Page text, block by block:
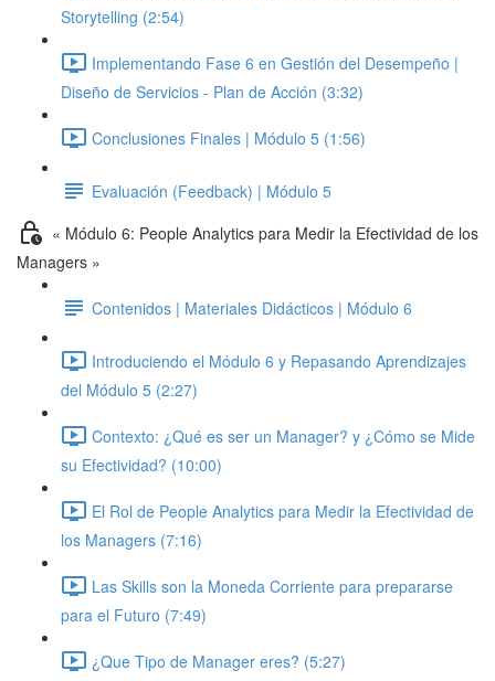
Storytelling (2:54)
Implementando Fase 6 en Gestión del Desempeño |
Diseño de Servicios - Plan de Acción (3:32)
Conclusiones Finales | Módulo 5 (1:56)
Evaluación (Feedback) | Módulo 5
« Módulo 6: People Analytics para Medir la Efectividad de los
Managers »
Contenidos | Materiales Didácticos | Módulo 6
Introduciendo el Módulo 6 y Repasando Aprendizajes
del Módulo 5 (2:27)
Contexto: ¿Qué es ser un Manager? y ¿Cómo se Mide
su Efectividad? (10:00)
El Rol de People Analytics para Medir la Efectividad de
los Managers (7:16)
Las Skills son la Moneda Corriente para prepararse
para el Futuro (7:49)
¿Que Tipo de Manager eres? (5:27)